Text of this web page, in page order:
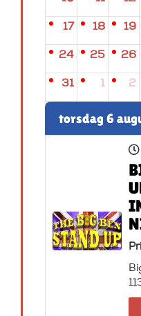
17 18 19
24 25 26
31 1 2
torsdag 6